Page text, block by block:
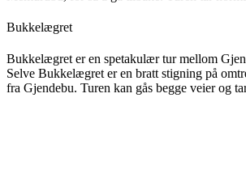
Bukkelægret
Bukkelægret er en spetakulær tur mellom
Selve Bukkelægret er en bratt stigning på
fra Gjendebu. Turen kan gås begge veier og